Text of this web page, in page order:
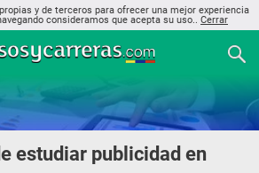
y de terceros para ofrecer una mejor experiencia
consideramos que acepta su uso.. Cerrar
estudiar publicidad en